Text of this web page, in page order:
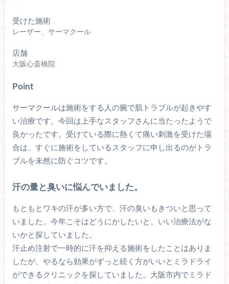
受けた施術
レーザー、サーマクール
店舗
大阪心斎橋院
Point
サーマクールは施術をする人の腕で肌トラブルが起きやす
い治療です。今回は上手なスタッフさんに当たったようで
良かったです。受けている際に熱くて痛い刺激を受けた場
合は、すぐに施術をしているスタッフに申し出るのがトラ
ブルを未然に防ぐコツです。
汗の量と臭いに悩んでいました。
もともとワキの汗が多い方で、汗の臭いもきついと思って
いました。今年こそはどうにかしたいと、いい治療法がな
いかと探していました。
汗止め注射で一時的に汗を抑える施術をしたことはありま
したが、やるなら効果がずっと続く方がいいとミラドライ
ができるクリニックを探していました。大阪市内でミラド